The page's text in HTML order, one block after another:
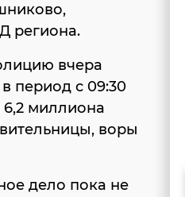
региона.
вчера
период с 09:30
6,2 миллиона
воры
дело пока не